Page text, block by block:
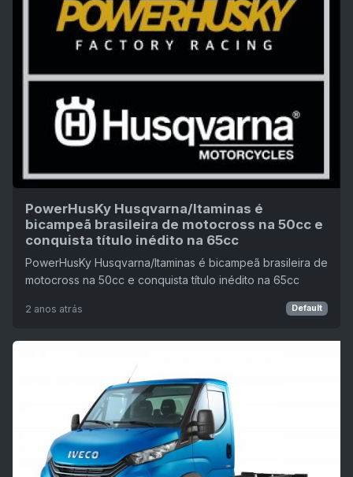
PowerHusKy Husqvarna/Itaminas é
bicampeã brasileira de motocross na 50cc e
conquista título inédito na 65cc
PowerHusKy Husqvarna/Itaminas é bicampeã brasileira de
motocross na 50cc e conquista título inédito na 65cc
2 anos atrás Default